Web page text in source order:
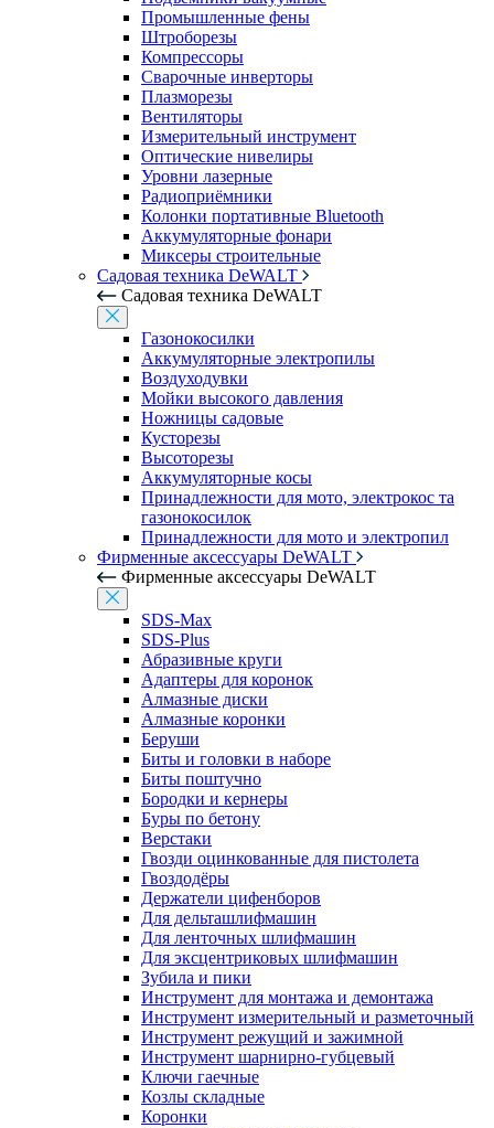
Промышленные фены
Штроборезы
Компрессоры
Сварочные инверторы
Плазморезы
Вентиляторы
Измерительный инструмент
Оптические нивелиры
Уровни лазерные
Радиоприёмники
Колонки портативные Bluetooth
Аккумуляторные фонари
Миксеры строительные
Садовая техника DeWALT
Садовая техника DeWALT
Газонокосилки
Аккумуляторные электропилы
Воздуходувки
Мойки высокого давления
Ножницы садовые
Кусторезы
Высоторезы
Аккумуляторные косы
Принадлежности для мото, электрокос та
газонокосилок
Принадлежности для мото и электропил
Фирменные аксессуары DeWALT
Фирменные аксессуары DeWALT
SDS-Max
SDS-Plus
Абразивные круги
Адаптеры для коронок
Алмазные диски
Алмазные коронки
Беруши
Биты и головки в наборе
Биты поштучно
Бородки и кернеры
Буры по бетону
Верстаки
Гвозди оцинкованные для пистолета
Гвоздодёры
Держатели цифенборов
Для дельташлифмашин
Для ленточных шлифмашин
Для эксцентриковых шлифмашин
Зубила и пики
Инструмент для монтажа и демонтажа
Инструмент измерительный и разметочный
Инструмент режущий и зажимной
Инструмент шарнирно-губцевый
Ключи гаечные
Козлы складные
Коронки